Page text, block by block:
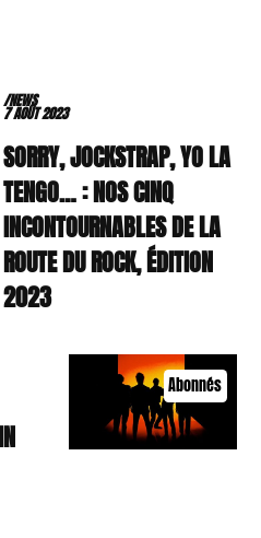
/NEWS
7 AOÛT 2023
SORRY, JOCKSTRAP, YO LA
TENGO… : NOS CINQ
INCONTOURNABLES DE LA
ROUTE DU ROCK, ÉDITION
2023
Abonnés